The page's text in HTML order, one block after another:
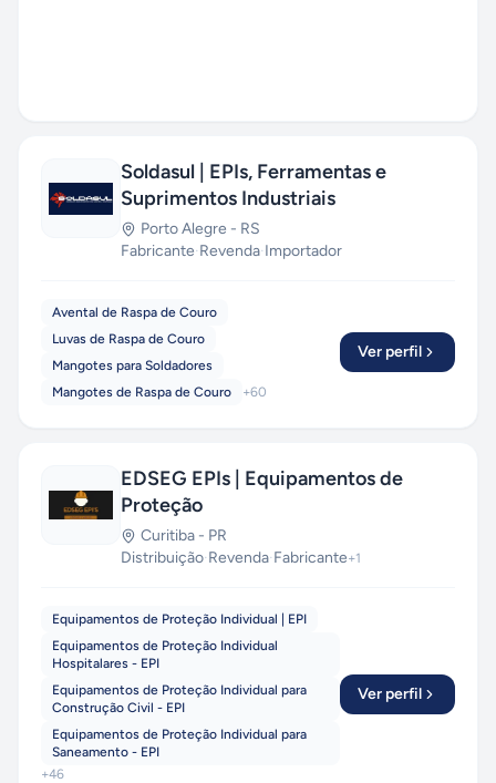
Soldasul | EPIs, Ferramentas e
Suprimentos Industriais
Porto Alegre - RS
Fabricante·Revenda·Importador
Avental de Raspa de Couro
Luvas de Raspa de Couro
Mangotes para Soldadores
Mangotes de Raspa de Couro
+60
Ver perfil
EDSEG EPIs | Equipamentos de
Proteção
Curitiba - PR
Distribuição·Revenda·Fabricante+1
Equipamentos de Proteção Individual | EPI
Equipamentos de Proteção Individual
Hospitalares - EPI
Equipamentos de Proteção Individual para
Construção Civil - EPI
Equipamentos de Proteção Individual para
Saneamento - EPI
+46
Ver perfil